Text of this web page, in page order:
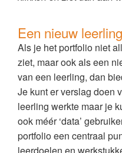
Een nieuw
Als je het portfolio niet
ziet, maar ook als een
van een leerling, dan
Je kunt er verslag doen
leerling werkte maar je
ook méér ‘data’
portfolio een centraal